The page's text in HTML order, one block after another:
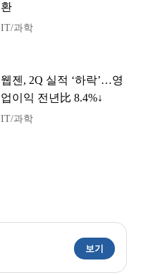
환
IT/과학
웹젠, 2Q 실적 ‘하락’…영
업이익 전년比 8.4%↓
IT/과학
보기